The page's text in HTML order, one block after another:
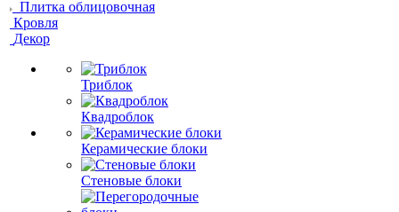
Плитка облицовочная
Кровля
Декор
Триблок
Квадроблок
Керамические блоки
Стеновые блоки